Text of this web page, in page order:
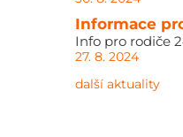
Informace
Info pro rodiče
27. 8. 2024
další aktuality